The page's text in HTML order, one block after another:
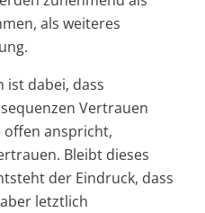
als weiteres
ist dabei, dass
Vertrauen
anspricht,
Bleibt dieses
der Eindruck, dass
letztlich